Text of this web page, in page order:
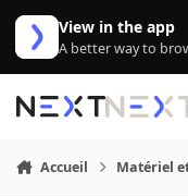
Aller au contenu
View in the app
A better way to
Accueil Matériel